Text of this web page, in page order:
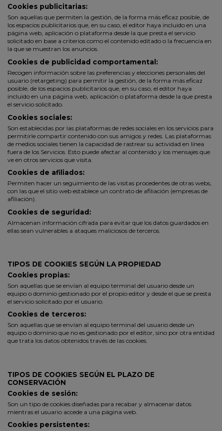
Cookies publicitarias:
Son aquellas que permiten la gestión, de la forma más eficaz posible, de
los espacios publicitarios que, en su caso, el editor haya incluido en una
página web, aplicación o plataforma desde la que presta el servicio
solicitado en base a criterios como el contenido editado o la frecuencia en
la que se muestran los anuncios.
Cookies de publicidad comportamental:
Recogen información sobre las preferencias y elecciones personales del
usuario (retargeting) para permitir la gestión, de la forma más eficaz
posible, de los espacios publicitarios que, en su caso, el editor haya
incluido en una página web, aplicación o plataforma desde la que presta
el servicio solicitado.
Cookies sociales:
Son establecidas por las plataformas de redes sociales en los servicios para
permitirle compartir contenido con sus amigos y redes. Las plataformas
de medios sociales tienen la capacidad de rastrear su actividad en línea
fuera de los Servicios. Esto puede afectar al contenido y los mensajes que
ve en otros servicios que visita.
Cookies de afiliados:
Permiten hacer un seguimiento de las visitas procedentes de otras webs,
con las que el sitio web establece un contrato de afiliación (empresas de
afiliación).
Cookies de seguridad:
Almacenan información cifrada para evitar que los datos guardados en
ellas sean vulnerables a ataques maliciosos de terceros.
TIPOS DE COOKIES SEGÚN LA PROPIEDAD
Cookies propias:
Son aquellas que se envían al equipo terminal del usuario desde un
equipo o dominio gestionado por el propio editor y desde el que se presta
el servicio solicitado por el usuario.
Cookies de terceros:
Son aquellas que se envían al equipo terminal del usuario desde un
equipo o dominio que no es gestionado por el editor, sino por otra entidad
que trata los datos obtenidos través de las cookies.
TIPOS DE COOKIES SEGÚN EL PLAZO DE
CONSERVACIÓN
Cookies de sesión:
Son un tipo de cookies diseñadas para recabar y almacenar datos
mientras el usuario accede a una página web.
Cookies persistentes: